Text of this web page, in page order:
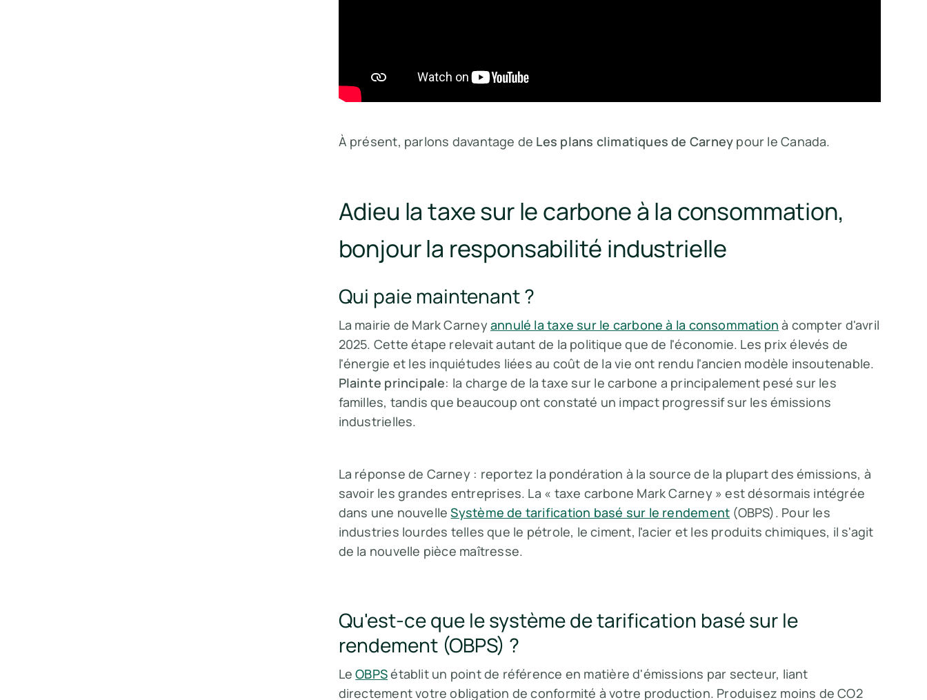
À présent, parlons davantage de Les plans climatiques de Carney pour le Canada.
Adieu la taxe sur le carbone à la consommation,
bonjour la responsabilité industrielle
Qui paie maintenant ?
La mairie de Mark Carneyannulé la taxe sur le carbone à la consommation à compter d'avril
2025. Cette étape relevait autant de la politique que de l'économie. Les prix élevés de
l'énergie et les inquiétudes liées au coût de la vie ont rendu l'ancien modèle insoutenable.
Plainte principale: la charge de la taxe sur le carbone a principalement pesé sur les
familles, tandis que beaucoup ont constaté un impact progressif sur les émissions
industrielles.
La réponse de Carney : reportez la pondération à la source de la plupart des émissions, à
savoir les grandes entreprises. La « taxe carbone Mark Carney » est désormais intégrée
dans une nouvelleSystème de tarification basé sur le rendement (OBPS). Pour les
industries lourdes telles que le pétrole, le ciment, l'acier et les produits chimiques, il s'agit
de la nouvelle pièce maîtresse.
Qu'est-ce que le système de tarification basé sur le
rendement (OBPS) ?
LeOBPSétablit un point de référence en matière d'émissions par secteur, liant
directement votre obligation de conformité à votre production. Produisez moins de CO2